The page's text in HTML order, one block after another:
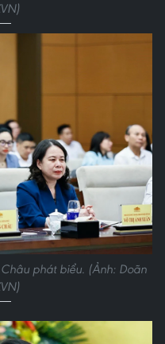
phát biểu. (Ảnh: Doãn